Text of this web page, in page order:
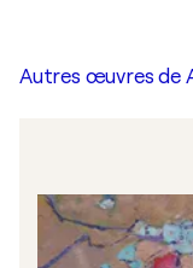
Autres œuvres de